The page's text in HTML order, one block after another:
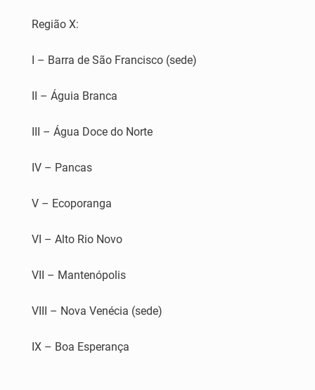
Região X:
I – Barra de São Francisco (sede)
II – Águia Branca
III – Água Doce do Norte
IV – Pancas
V – Ecoporanga
VI – Alto Rio Novo
VII – Mantenópolis
VIII – Nova Venécia (sede)
IX – Boa Esperança